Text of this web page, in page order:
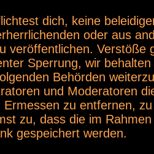
dich, keine
oder aus
veröffentlichen. Verstöße
Sperrung, wir
Behörden
und Moderatoren
Ermessen zu entfernen,
zu, dass die im
gespeichert werden.